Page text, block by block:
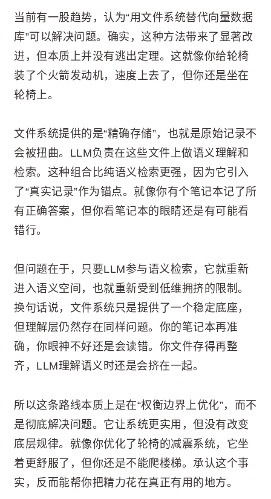
当前有一股趋势，认为“用文件系统替代向量数据
库”可以解决问题。确实，这种方法带来了显著改
进，但本质上并没有逃出定理。这就像你给轮椅
装了个火箭发动机，速度上去了，但你还是坐在
轮椅上。
文件系统提供的是“精确存储”，也就是原始记录不
会被扭曲。LLM负责在这些文件上做语义理解和
检索。这种组合比纯语义检索更强，因为它引入
了“真实记录”作为锚点。就像你有个笔记本记了所
有正确答案，但你看笔记本的眼睛还是有可能看
错行。
但问题在于，只要LLM参与语义检索，它就重新
进入语义空间，也就重新受到低维拥挤的限制。
换句话说，文件系统只是提供了一个稳定底座，
但理解层仍然存在同样问题。你的笔记本再准
确，你眼神不好还是会读错。你文件存得再整
齐，LLM理解语义时还是会挤在一起。
所以这条路线本质上是在“权衡边界上优化”，而不
是彻底解决问题。它让系统更实用，但没有改变
底层规律。就像你优化了轮椅的减震系统，它坐
着更舒服了，但你还是不能爬楼梯。承认这个事
实，反而能帮你把精力花在真正有用的地方。